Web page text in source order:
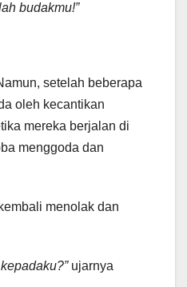
budakmu!”
setelah beberapa
oleh kecantikan
mereka berjalan di
menggoda dan
menolak dan
ujarnya